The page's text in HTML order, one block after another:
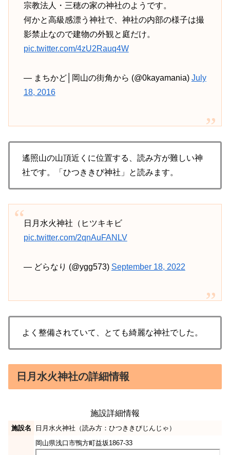
宗教法人・三穂の家の神社のようです。
何かと高級感漂う神社で、神社の内部の様子は撮
影禁止なので建物の外観と庭だけ。
pic.twitter.com/4zU2Rauq4W
— まちかど│岡山の街角から (@0kayamania) July
18, 2016
遙照山の山頂近くに位置する、読み方が難しい神
社です。「ひつききび神社」と読みます。
日月水火神社（ヒツキキビ
pic.twitter.com/2qnAuFANLV
— どらなり (@ygg573) September 18, 2022
よく整備されていて、とても綺麗な神社でした。
日月水火神社の詳細情報
施設詳細情報
施設名
日月水火神社（読み方：ひつききびじんじゃ）
岡山県浅口市鴨方町益坂1867-33